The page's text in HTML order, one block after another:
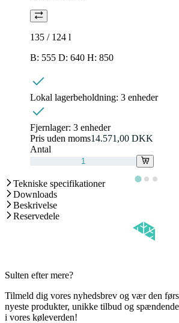
135 / 124 l
B: 555 D: 640 H: 850
Lokal lagerbeholdning: 3 enheder
Fjernlager: 3 enheder
Pris uden moms14.571,00 DKK
Antal
Tekniske specifikationer
Downloads
Beskrivelse
Reservedele
Sulten efter mere?
Tilmeld dig vores nyhedsbrev og vær den
nyeste produkter, unikke tilbud og
i vores køleverden!